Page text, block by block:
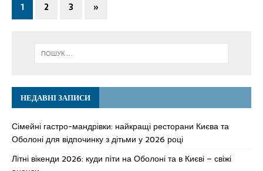
1 2 3 »
НЕДАВНІ ЗАПИСИ
Сімейні гастро-мандрівки: найкращі ресторани Києва та
Оболоні для відпочинку з дітьми у 2026 році
Літні вікенди 2026: куди піти на Оболоні та в Києві – свіжі